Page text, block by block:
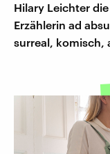
Hilary Leichter
Erzählerin ad
surreal, komisch,